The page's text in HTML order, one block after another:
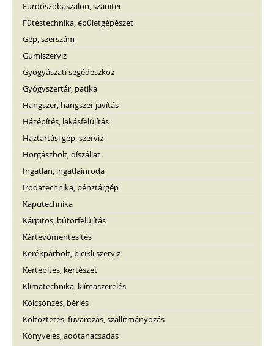
Fürdőszobaszalon, szaniter
Fűtéstechnika, épületgépészet
Gép, szerszám
Gumiszerviz
Gyógyászati segédeszköz
Gyógyszertár, patika
Hangszer, hangszer javítás
Házépítés, lakásfelújítás
Háztartási gép, szerviz
Horgászbolt, díszállat
Ingatlan, ingatlainroda
Irodatechnika, pénztárgép
Kaputechnika
Kárpitos, bútorfelújítás
Kártevőmentesítés
Kerékpárbolt, bicikli szerviz
Kertépítés, kertészet
Klímatechnika, klímaszerelés
Kölcsönzés, bérlés
Költöztetés, fuvarozás, szállítmányozás
Könyvelés, adótanácsadás